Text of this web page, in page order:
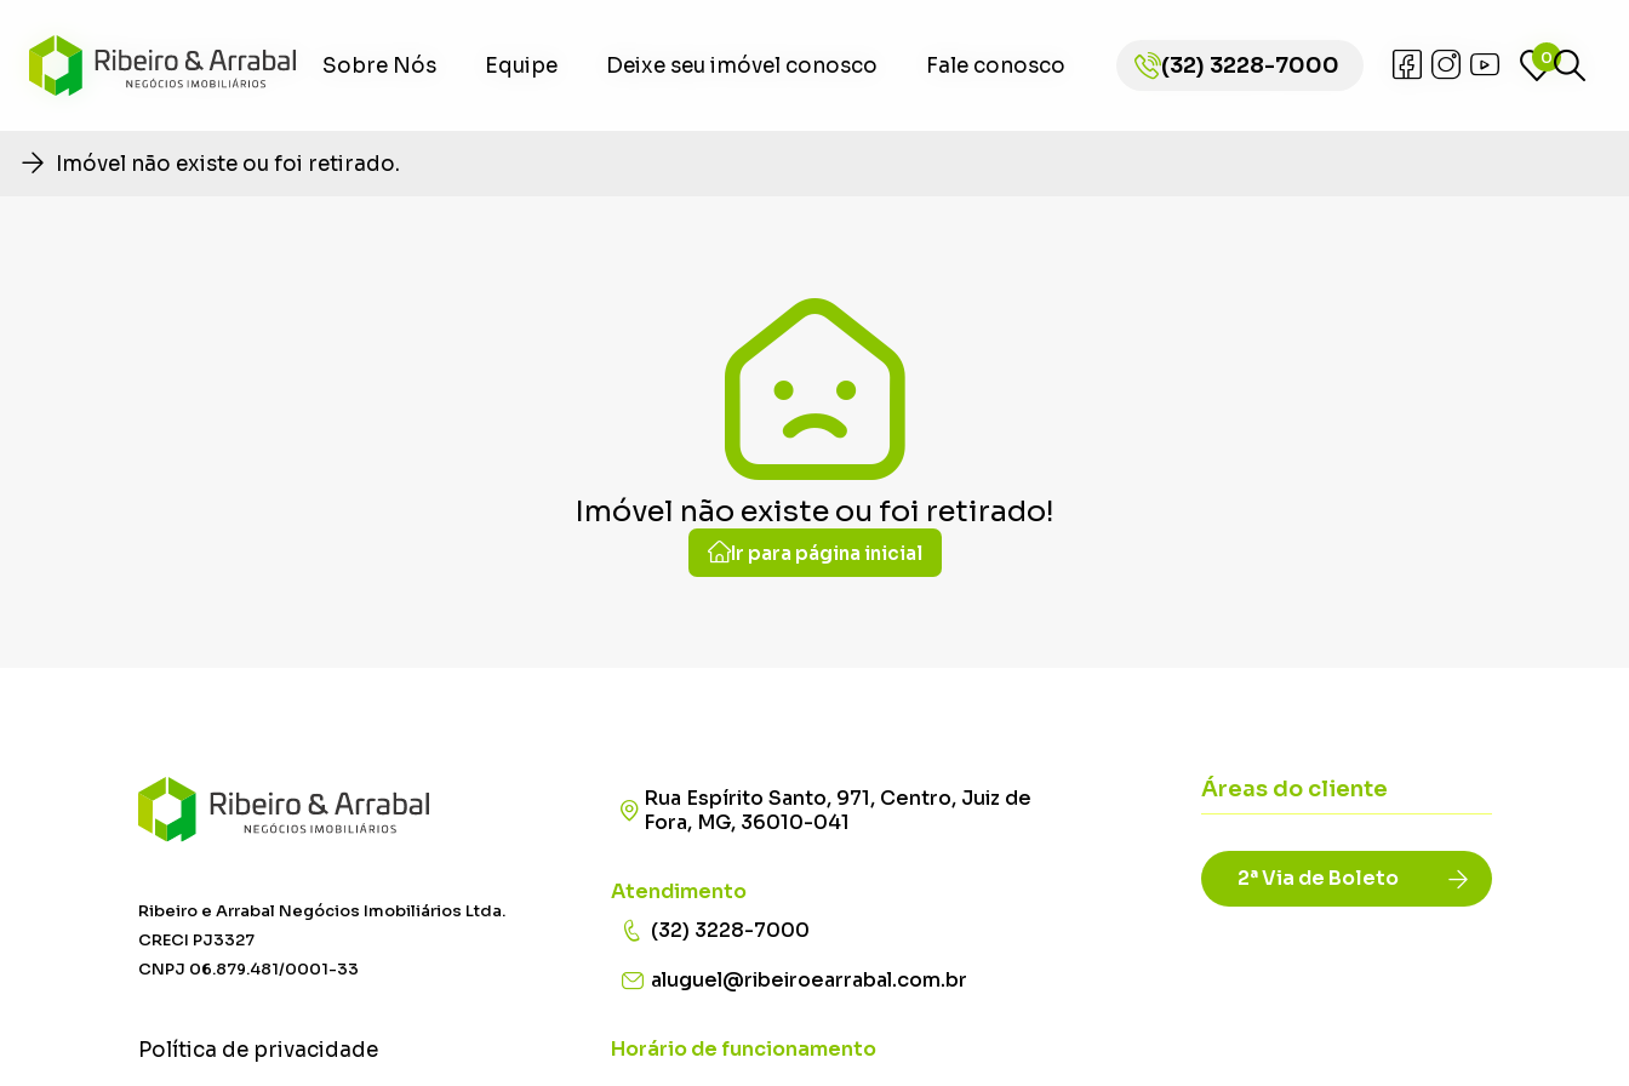
Sobre Nós Equipe Deixe seu imóvel conosco Fale conosco (32) 3228-7000 0
Sobre Nós Equipe Deixe seu imóvel conosco Fale conosco (32) 3228-7000 0
Imóvel não existe ou foi retirado.
Imóvel não existe ou foi retirado!
Ir para página inicial
Ribeiro e Arrabal Negócios Imobiliários Ltda.
CRECI PJ3327
CNPJ 06.879.481/0001-33
Política de privacidade
Rua Espírito Santo, 971, Centro, Juiz de
Fora, MG, 36010-041
Atendimento
(32) 3228-7000
aluguel@ribeiroearrabal.com.br
Horário de funcionamento
Áreas do cliente
2ª Via de Boleto